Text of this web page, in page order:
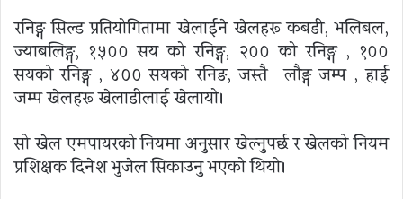
रनिङ्ग सिल्ड प्रतियोगितामा खेलाईने खेलहरू कबडी, भलिबल,
ज्याबलिङ्ग, १५०० सय को रनिङ्ग, २०० को रनिङ्ग , १००
सयको रनिङ्ग , ४०० सयको रनिङ, जस्तै- लौङ्ग जम्प , हाई
जम्प खेलहरू खेलाडीलाई खेलायो।
सो खेल एमपायरको नियमा अनुसार खेल्नुपर्छ र खेलको नियम
प्रशिक्षक दिनेश भुजेल सिकाउनु भएको थियो।